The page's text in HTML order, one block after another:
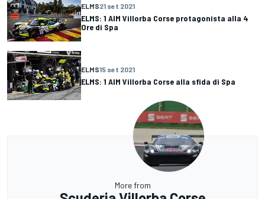
ELMS21 set 2021
ELMS: 1 AIM Villorba Corse protagonista alla 4
Ore di Spa
ELMS15 set 2021
ELMS: 1 AIM Villorba Corse alla sfida di Spa
More from